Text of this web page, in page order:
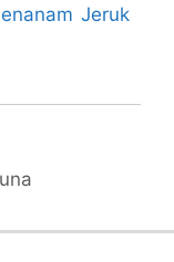
Jeruk